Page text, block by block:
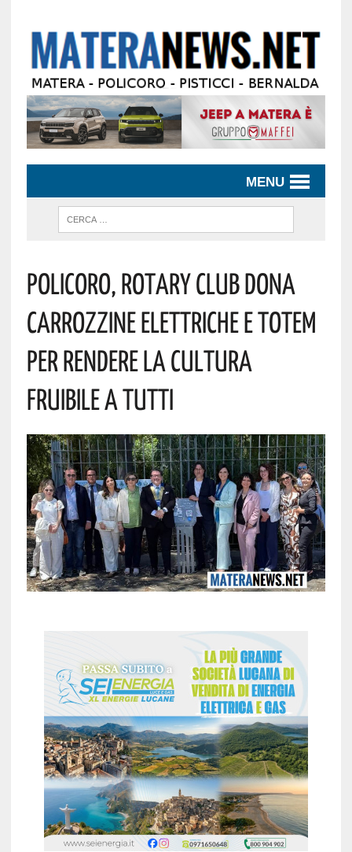
MENU
Policoro, Rotary Club Dona
Carrozzine Elettriche E Totem
Per Rendere La Cultura
Fruibile A Tutti